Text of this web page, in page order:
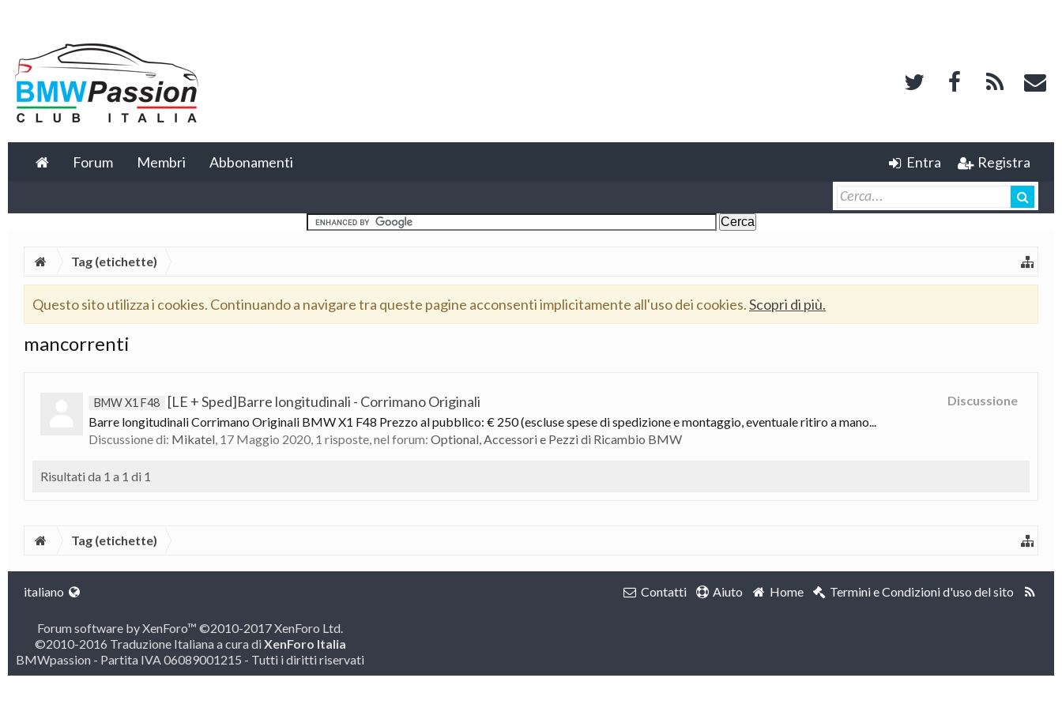
Forum Membri Abbonamenti Entra Registra
Tag (etichette)
Questo sito utilizza i cookies. Continuando a navigare tra queste pagine acconsenti implicitamente all'uso dei cookies.Scopri di più.
mancorrenti
Discussione
BMW X1 F48 [LE + Sped]Barre longitudinali - Corrimano Originali
Barre longitudinali Corrimano Originali BMW X1 F48 Prezzo al pubblico: € 250 (escluse spese di spedizione e montaggio, eventuale ritiro a mano...
Discussione di: Mikatel, 17 Maggio 2020, 1 risposte, nel forum: Optional, Accessori e Pezzi di Ricambio BMW
Risultati da 1 a 1 di 1
Tag (etichette)
italiano Contatti Aiuto Home Termini e Condizioni d'uso del sito
Forum software by XenForo™ ©2010-2017 XenForo Ltd.
©2010-2016 Traduzione Italiana a cura diXenForo Italia
BMWpassion - Partita IVA 06089001215 - Tutti i diritti riservati